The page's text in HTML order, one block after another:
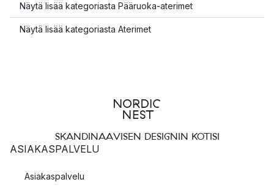
Näytä lisää kategoriasta Pääruoka-aterimet
Näytä lisää kategoriasta Aterimet
SKANDINAAVISEN DESIGNIN KOTISI
ASIAKASPALVELU
Asiakaspalvelu